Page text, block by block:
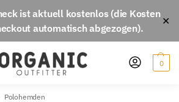
ist aktuell kostenlos(die Kosten
automatisch abgezogen).
✕
0
Polohemden